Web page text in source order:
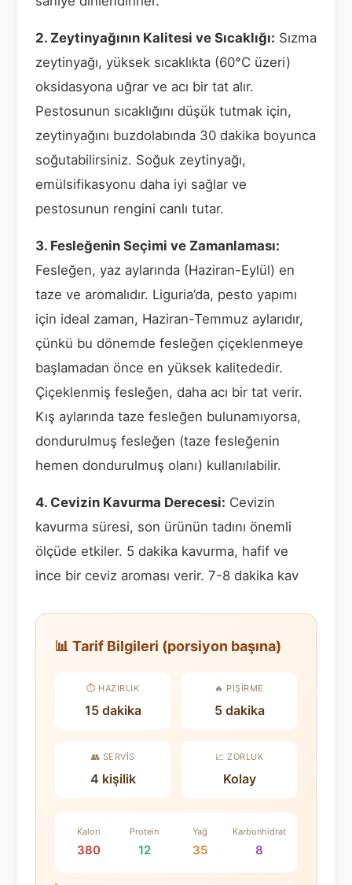
2. Zeytinyağının Kalitesi ve Sıcaklığı: Sızma
zeytinyağı, yüksek sıcaklıkta (60°C üzeri)
oksidasyona uğrar ve acı bir tat alır.
Pestosunun sıcaklığını düşük tutmak için,
zeytinyağını buzdolabında 30 dakika boyunca
soğutabilirsiniz. Soğuk zeytinyağı,
emülsifikasyonu daha iyi sağlar ve
pestosunun rengini canlı tutar.
3. Fesleğenin Seçimi ve Zamanlaması:
Fesleğen, yaz aylarında (Haziran-Eylül) en
taze ve aromalıdır. Liguria’da, pesto yapımı
için ideal zaman, Haziran-Temmuz aylarıdır,
çünkü bu dönemde fesleğen çiçeklenmeye
başlamadan önce en yüksek kalitededir.
Çiçeklenmiş fesleğen, daha acı bir tat verir.
Kış aylarında taze fesleğen bulunamıyorsa,
dondurulmuş fesleğen (taze fesleğenin
hemen dondurulmuş olanı) kullanılabilir.
4. Cevizin Kavurma Derecesi: Cevizin
kavurma süresi, son ürünün tadını önemli
ölçüde etkiler. 5 dakika kavurma, hafif ve
ince bir ceviz aroması verir. 7-8 dakika kav
📊 Tarif Bilgileri (porsiyon başına)
⏱️ HAZIRLIK
15 dakika
🔥 PIŞIRME
5 dakika
👥 SERVIS
4 kişilik
📈 ZORLUK
Kolay
Kalori
380
Protein
12
Yağ
35
Karbonhidrat
8